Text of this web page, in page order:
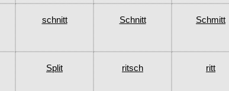
schnitt Schnitt Schmitt
Split ritsch ritt